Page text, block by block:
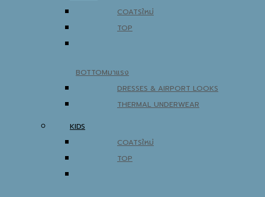
COATS
TOP
BOTTOM
DRESSES & AIRPORT LOOKS
THERMAL UNDERWEAR
KIDS
COATS
TOP